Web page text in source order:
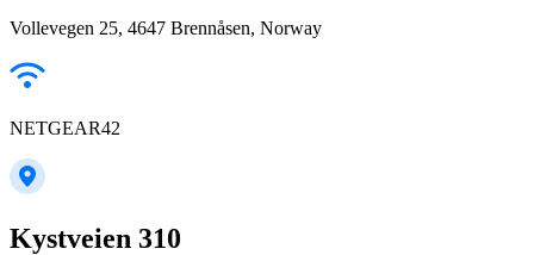
Vollevegen 25, 4647 Brennåsen, Norway
NETGEAR42
Kystveien 310